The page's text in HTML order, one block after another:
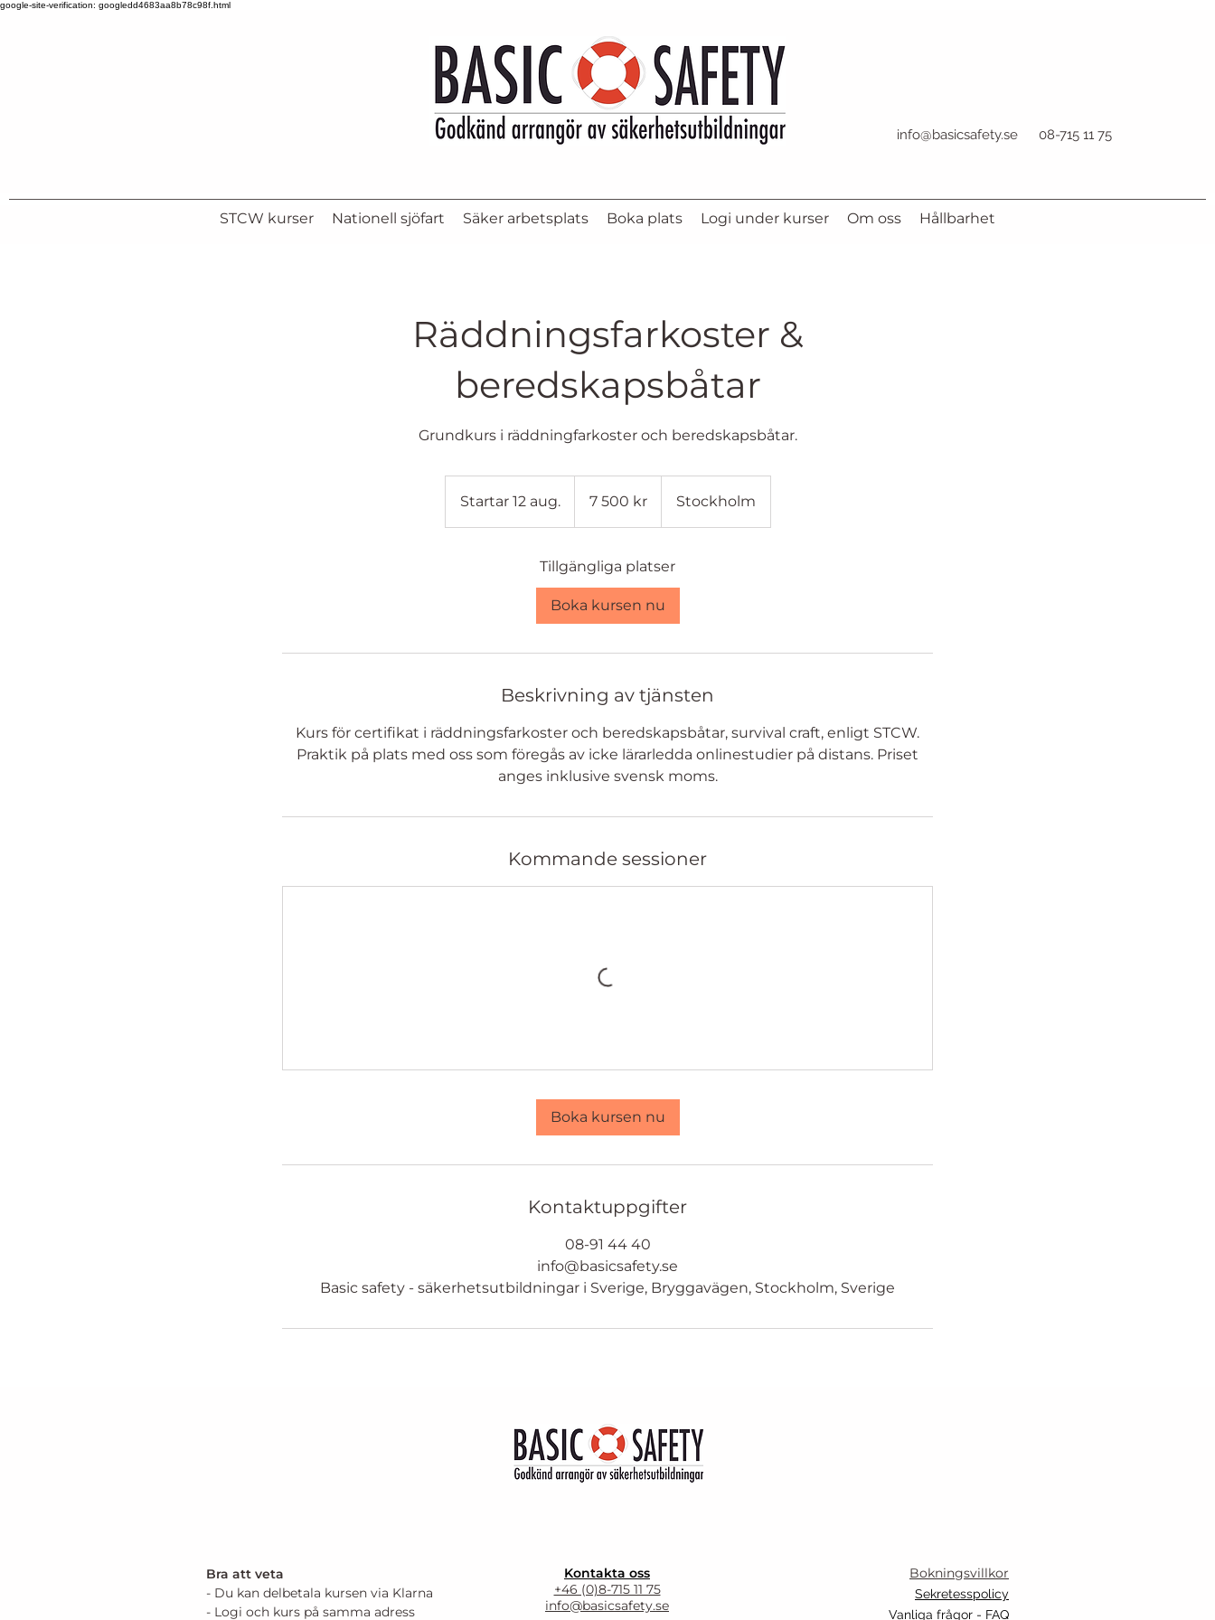
google-site-verification: googledd4683aa8b78c98f.html
info@basicsafety.se 08-715 11 75
STCW kurser Nationell sjöfart Säker arbetsplats Boka plats Logi under kurser Om oss Hållbarhet
Räddningsfarkoster &
beredskapsbåtar
Grundkurs i räddningfarkoster och beredskapsbåtar.
Startar 12 aug.S
t
r
t
a
1
a
g
.
kronor7 500 kr Stockholm
Tillgängliga platser
Boka kursen nu
Beskrivning av tjänsten
Kurs för certifikat i räddningsfarkoster och beredskapsbåtar, survival craft, enligt STCW.
Praktik på plats med oss som föregås av icke lärarledda onlinestudier på distans. Priset
anges inklusive svensk moms.
Kommande sessioner
Boka kursen nu
Kontaktuppgifter
08-91 44 40
info@basicsafety.se
Basic safety - säkerhetsutbildningar i Sverige, Bryggavägen, Stockholm, Sverige
Bra att veta
- Du kan delbetala kursen via Klarna
- Logi och kurs på samma adress
Kontakta oss
+46 (0)8-715 11 75
info@basicsafety.se
Bokningsvillkor
Sekretesspolicy
Vanliga frågor - FAQ